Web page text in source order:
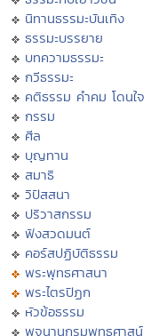
นิทานธรรมะบันเทิง
ธรรมะบรรยาย
บทความธรรมะ
กวีธรรมะ
คติธรรม คำคม โดนใจ
กรรม
ศีล
บุญทาน
สมาธิ
วิปัสสนา
ปริวาสกรรม
ฟังสวดมนต์
คอร์สปฏิบัติธรรม
พระพุทธศาสนา
พระไตรปิฏก
หัวข้อธรรม
พจนานุกรมพุทธศาสน์